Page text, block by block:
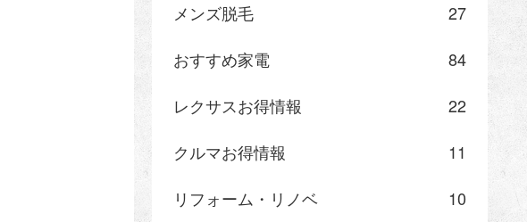
メンズ脱毛
27
おすすめ家電
84
レクサスお得情報
22
クルマお得情報
11
リフォーム・リノベ
10